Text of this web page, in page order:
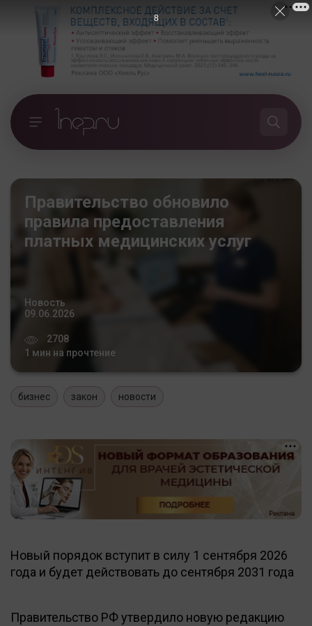
Правительство обновило
правила предоставления
платных медицинских услуг
Новость
09.06.2026
2708
1 мин на прочтение
бизнес закон новости
Новый порядок вступит в силу 1 сентября 2026
года и будет действовать до сентября 2031 года
Правительство РФ утвердило новую редакцию
7